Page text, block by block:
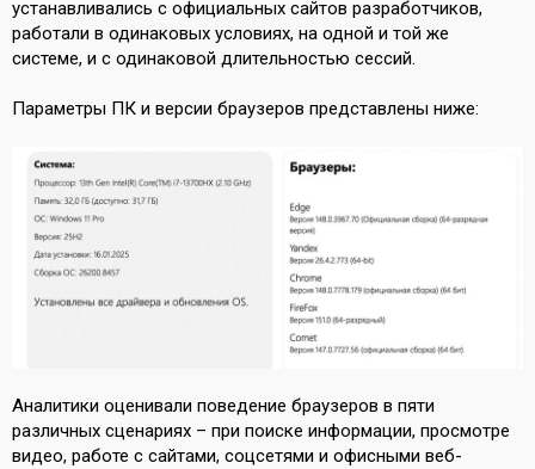
устанавливались с официальных сайтов разработчиков,
работали в одинаковых условиях, на одной и той же
системе, и с одинаковой длительностью сессий.
Параметры ПК и версии браузеров представлены ниже:
Аналитики оценивали поведение браузеров в пяти
различных сценариях – при поиске информации, просмотре
видео, работе с сайтами, соцсетями и офисными веб-